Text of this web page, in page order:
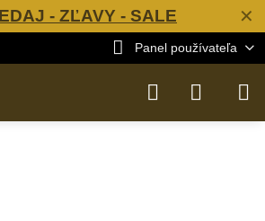
✕
- ZĽAVY - SALE
Panel používateľa